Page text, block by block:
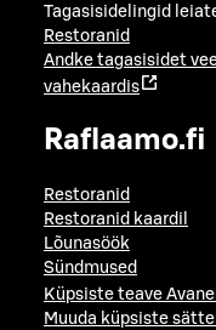
Tagasisidelingid
Restoranid
Andke tagasisidet
vahekaardis
Raflaamo.fi
Restoranid
Restoranid kaardil
Lõunasöök
Sündmused
Küpsiste teave
Muuda küpsiste